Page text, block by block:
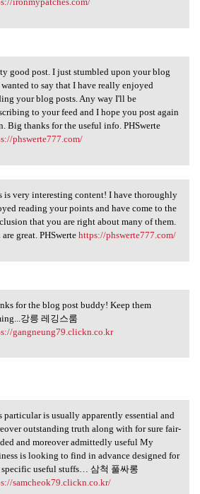
good post. I just
good post. I just stumbled upon your blog
wanted to say that I have really enjoyed
your blog posts. Any way I'll be
to your feed and I hope you post again
Big thanks for the useful info. PHSwerte
phswerte777.com/
very interesting
is very interesting content! I have thoroughly
reading your points and have come to the
that you are right about many of them.
are great. PHSwerte https://phswerte777.com/
for the blog post
for the blog post buddy! Keep them
강릉 레깅스룸
gangneung79.clickn.co.kr
is usually
particular is usually apparently essential and
outstanding truth along with for sure fair-
and moreover admittedly useful My
is looking to find in advance designed for
useful stuffs… 삼척 풀싸롱
samcheok79.clickn.co.kr/